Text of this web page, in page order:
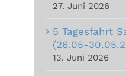
27. Juni 2026
5 Tagesfahrt
(26.05-
13. Juni 2026